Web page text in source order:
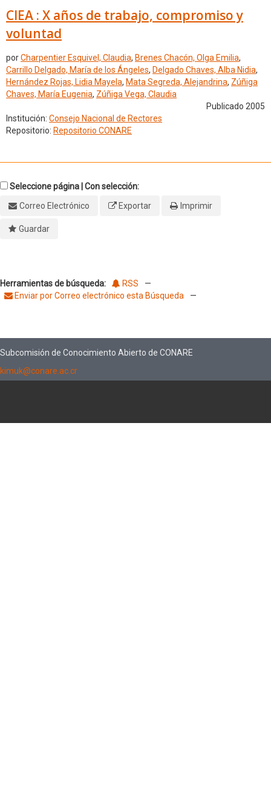
CIEA : X años de trabajo, compromiso y
voluntad
porCharpentier Esquivel, Claudia, Brenes Chacón, Olga Emilia,
Carrillo Delgado, María de los Ángeles, Delgado Chaves, Alba Nidia,
Hernández Rojas, Lidia Mayela, Mata Segreda, Alejandrina, Zúñiga
Chaves, María Eugenia, Zúñiga Vega, Claudia
Publicado 2005
Institución: Consejo Nacional de Rectores
Repositorio: Repositorio CONARE
Seleccione página | Con selección:
Correo Electrónico
Exportar Imprimir
Guardar
Herramientas de búsqueda: RSS
—
Enviar por Correo electrónico esta Búsqueda
—
Subcomisión de Conocimiento Abierto de CONARE
kimuk@conare.ac.cr